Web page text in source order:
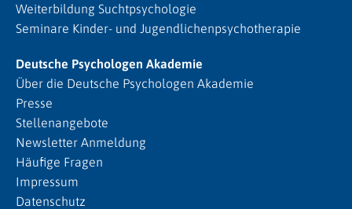
Weiterbildung Suchtpsychologie
Seminare Kinder- und Jugendlichenpsychotherapie
Deutsche Psychologen Akademie
Über die Deutsche Psychologen Akademie
Presse
Stellenangebote
Newsletter Anmeldung
Häufige Fragen
Impressum
Datenschutz